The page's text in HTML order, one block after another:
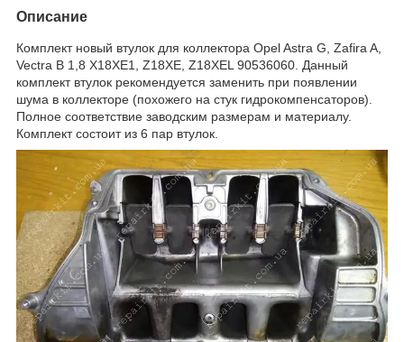
Описание
Комплект новый втулок для коллектора Opel Astra G, Zafira A,
Vectra B 1,8 X18XE1, Z18XE, Z18XEL 90536060. Данный
комплект втулок рекомендуется заменить при появлении
шума в коллекторе (похожего на стук гидрокомпенсаторов).
Полное соответствие заводским размерам и материалу.
Комплект состоит из 6 пар втулок.